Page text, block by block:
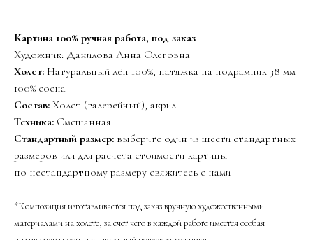
Картина 100% ручная работа, под заказ
Художник: Данилова Анна Олеговна
Холст: Натуральный лён 100%, натяжка на подрамник 38 мм
100% сосна
Состав: Холст (галерейный), акрил
Техника: Смешанная
Стандартный размер: выберите один из шести стандартных
размеров или для расчета стоимости картины
по нестандартному размеру свяжитесь с нами
*Композиция изготавливается под заказ вручную художественными
материалами на холсте, за счет чего в каждой работе имеется особая